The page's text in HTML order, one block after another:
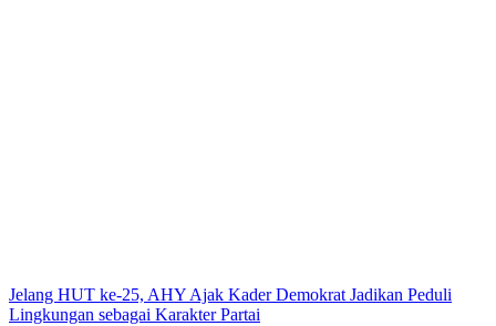
Jelang HUT ke-25, AHY Ajak Kader Demokrat Jadikan Peduli
Lingkungan sebagai Karakter Partai